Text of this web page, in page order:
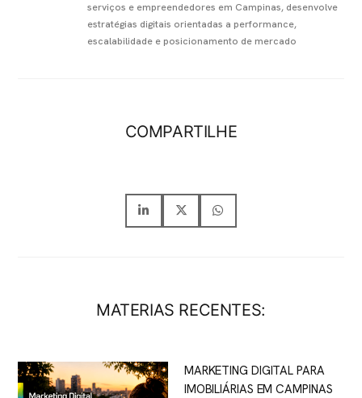
serviços e empreendedores em Campinas, desenvolve
estratégias digitais orientadas a performance,
escalabilidade e posicionamento de mercado
COMPARTILHE
MATERIAS RECENTES:
MARKETING DIGITAL PARA
IMOBILIÁRIAS EM CAMPINAS